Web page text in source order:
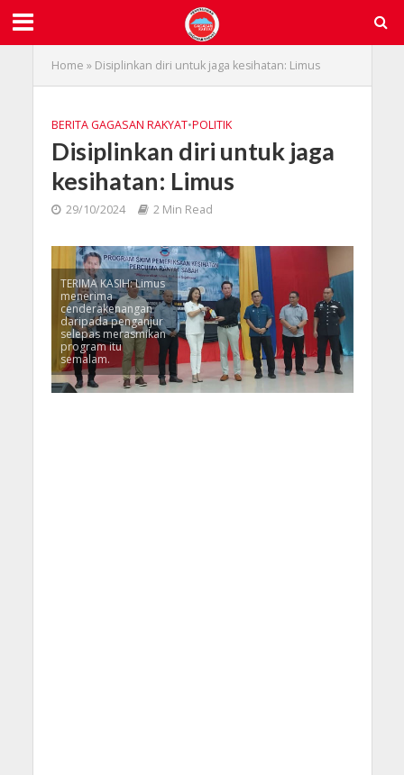
Home » Disiplinkan diri untuk jaga kesihatan: Limus
BERITA GAGASAN RAKYAT•POLITIK
Disiplinkan diri untuk jaga
kesihatan: Limus
29/10/2024 2 Min Read
TERIMA KASIH: Limus
menerima
cenderakenangan
daripada penganjur
selepas merasmikan
program itu
semalam.